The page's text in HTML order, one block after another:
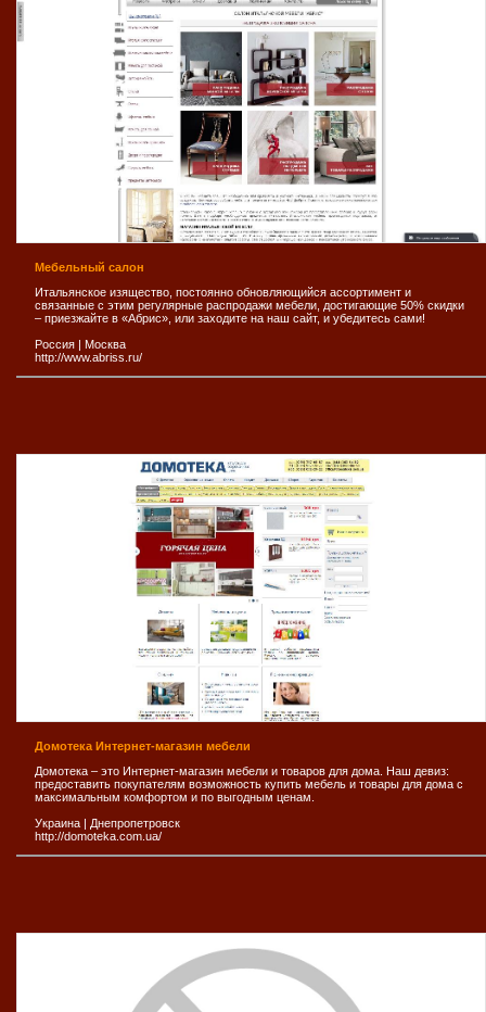
Мебельный салон
Итальянское изящество, постоянно обновляющийся ассортимент и
связанные с этим регулярные распродажи мебели, достигающие 50% скидки
– приезжайте в «Абрис», или заходите на наш сайт, и убедитесь сами!
Россия
Москва
http://www.abriss.ru/
Домотека Интернет-магазин мебели
Домотека – это Интернет-магазин мебели и товаров для дома. Наш девиз:
предоставить покупателям возможность купить мебель и товары для дома с
максимальным комфортом и по выгодным ценам.
Украина
Днепропетровск
http://domoteka.com.ua/